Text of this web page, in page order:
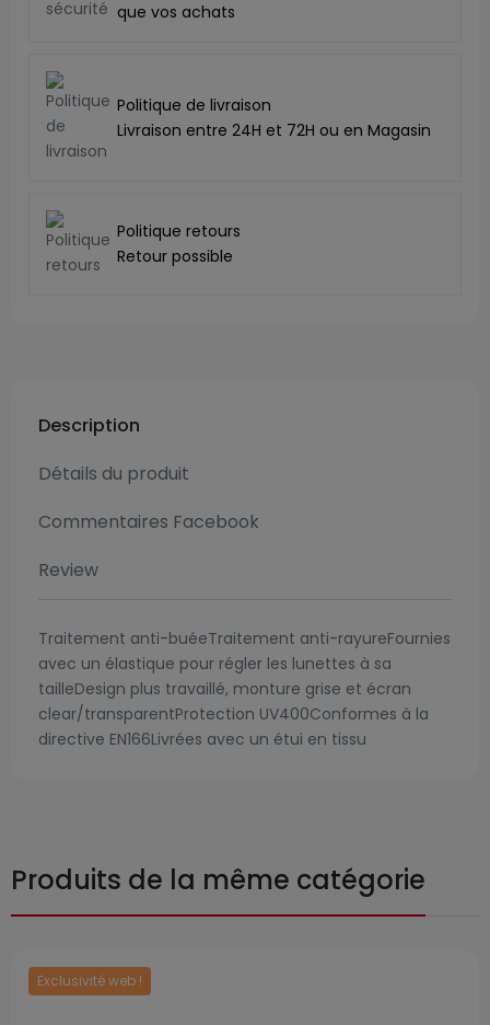
que vos achats
Politique de livraison
Livraison entre 24H et 72H ou en Magasin
Politique retours
Retour possible
Description
Détails du produit
Commentaires Facebook
Review
Traitement anti-buéeTraitement anti-rayureFournies
avec un élastique pour régler les lunettes à sa
tailleDesign plus travaillé, monture grise et écran
clear/transparentProtection UV400Conformes à la
directive EN166Livrées avec un étui en tissu
Produits de la même catégorie
Exclusivité web !